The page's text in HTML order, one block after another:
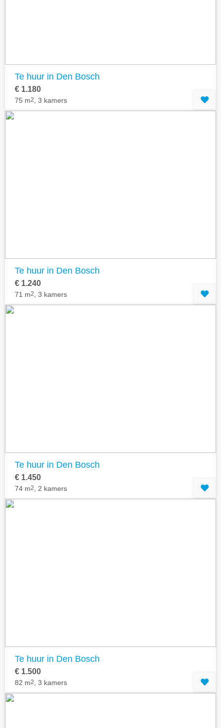
Te huur in Den Bosch
€ 1.180
75 m2 , 3 kamers
Te huur in Den Bosch
€ 1.240
71 m2 , 3 kamers
Te huur in Den Bosch
€ 1.450
74 m2 , 2 kamers
Te huur in Den Bosch
€ 1.500
82 m2 , 3 kamers